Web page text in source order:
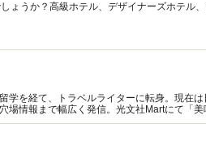
ょうか？高級ホテル、デザイナーズホテル
学を経て、トラベルライターに転身。現在
場情報まで幅広く発信。光文社Martにて「